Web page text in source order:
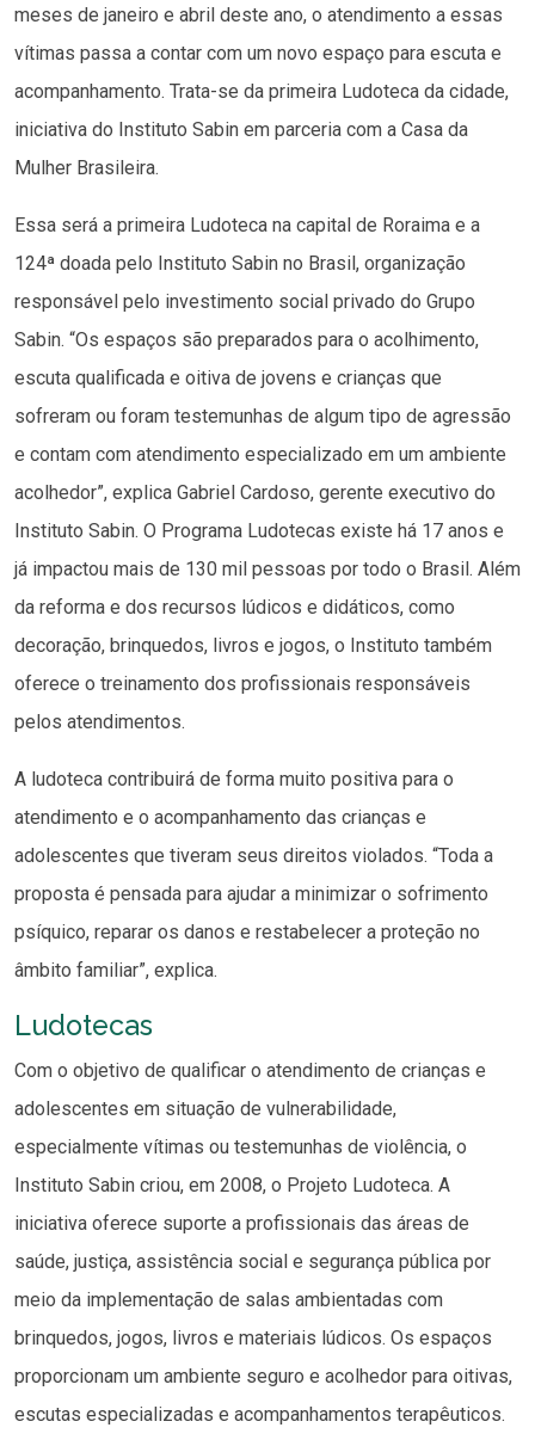
meses de janeiro e abril deste ano, o atendimento a essas
vítimas passa a contar com um novo espaço para escuta e
acompanhamento. Trata-se da primeira Ludoteca da cidade,
iniciativa do Instituto Sabin em parceria com a Casa da
Mulher Brasileira.
Essa será a primeira Ludoteca na capital de Roraima e a
124ª doada pelo Instituto Sabin no Brasil, organização
responsável pelo investimento social privado do Grupo
Sabin. “Os espaços são preparados para o acolhimento,
escuta qualificada e oitiva de jovens e crianças que
sofreram ou foram testemunhas de algum tipo de agressão
e contam com atendimento especializado em um ambiente
acolhedor”, explica Gabriel Cardoso, gerente executivo do
Instituto Sabin. O Programa Ludotecas existe há 17 anos e
já impactou mais de 130 mil pessoas por todo o Brasil. Além
da reforma e dos recursos lúdicos e didáticos, como
decoração, brinquedos, livros e jogos, o Instituto também
oferece o treinamento dos profissionais responsáveis
pelos atendimentos.
A ludoteca contribuirá de forma muito positiva para o
atendimento e o acompanhamento das crianças e
adolescentes que tiveram seus direitos violados. “Toda a
proposta é pensada para ajudar a minimizar o sofrimento
psíquico, reparar os danos e restabelecer a proteção no
âmbito familiar”, explica.
Ludotecas
Com o objetivo de qualificar o atendimento de crianças e
adolescentes em situação de vulnerabilidade,
especialmente vítimas ou testemunhas de violência, o
Instituto Sabin criou, em 2008, o Projeto Ludoteca. A
iniciativa oferece suporte a profissionais das áreas de
saúde, justiça, assistência social e segurança pública por
meio da implementação de salas ambientadas com
brinquedos, jogos, livros e materiais lúdicos. Os espaços
proporcionam um ambiente seguro e acolhedor para oitivas,
escutas especializadas e acompanhamentos terapêuticos.